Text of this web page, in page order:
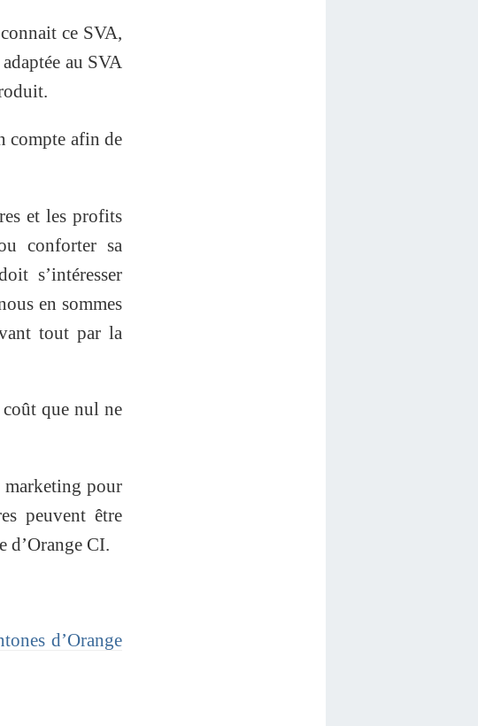
ce SVA,
au SVA
compte afin de
et les profits
conforter sa
s’intéresser
en sommes
tout par la
que nul ne
marketing pour
peuvent être
d’Orange CI.
d’Orange